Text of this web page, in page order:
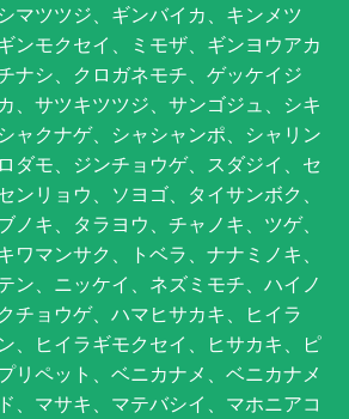
マツツジ、ギンバイカ、キンメツ
ンモクセイ、ミモザ、ギンヨウアカ
ナシ、クロガネモチ、ゲッケイジ
、サツキツツジ、サンゴジュ、シキ
ャクナゲ、シャシャンポ、シャリン
ダモ、ジンチョウゲ、スダジイ、セ
ンリョウ、ソヨゴ、タイサンボク、
ノキ、タラヨウ、チャノキ、ツゲ、
ワマンサク、トベラ、ナナミノキ、
ン、ニッケイ、ネズミモチ、ハイノ
チョウゲ、ハマヒサカキ、ヒイラ
、ヒイラギモクセイ、ヒサカキ、ピ
リペット、ベニカナメ、ベニカナメ
、マサキ、マテバシイ、マホニアコ